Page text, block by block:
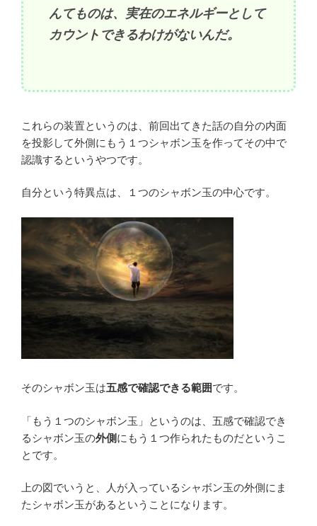
んてものは、実在のエネルギーとして
カウントできるわけがないんだ。
これらの装置というのは、前回出てきた話の自分の内面
を投影して外側にもう１つシャボン玉を作ってその中で
認識するというやつです。
自分という特異点は、１つのシャボン玉の中心です。
そのシャボン玉は五感で確認できる範囲です。
「もう１つのシャボン玉」というのは、五感で確認でき
るシャボン玉の外側にもう１つ作られたものだというこ
とです。
上の図でいうと、人が入っているシャボン玉の外側にま
たシャボン玉があるということになります。